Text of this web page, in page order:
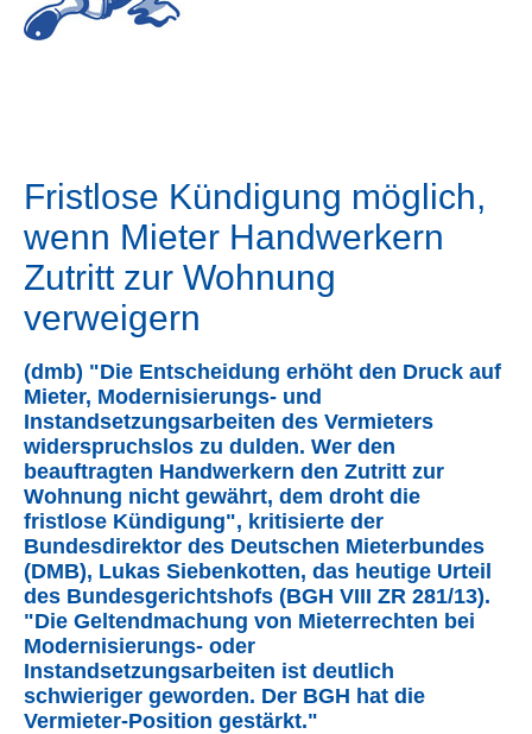
Fristlose Kündigung möglich,
wenn Mieter Handwerkern
Zutritt zur Wohnung
verweigern
(dmb)
Die Entscheidung erhöht den Druck auf
Mieter, Modernisierungs- und
Instandsetzungsarbeiten des Vermieters
widerspruchslos zu dulden. Wer den
beauftragten Handwerkern den Zutritt zur
Wohnung nicht gewährt, dem droht die
fristlose Kündigung , kritisierte der
Bundesdirektor des Deutschen Mieterbundes
(DMB), Lukas Siebenkotten, das heutige Urteil
des Bundesgerichtshofs (BGH VIII ZR 281/13).
Die Geltendmachung von Mieterrechten bei
Modernisierungs- oder
Instandsetzungsarbeiten ist deutlich
schwieriger geworden. Der BGH hat die
Vermieter-Position gestärkt.